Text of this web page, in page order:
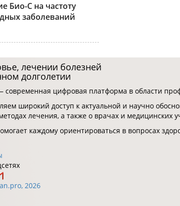
Био-С на частоту
заболеваний
лечении болезней
долголетии
современная цифровая платформа в области
широкий доступ к актуальной и научно
лечения, а также о врачах и медицинских
каждому ориентироваться в вопросах
2026